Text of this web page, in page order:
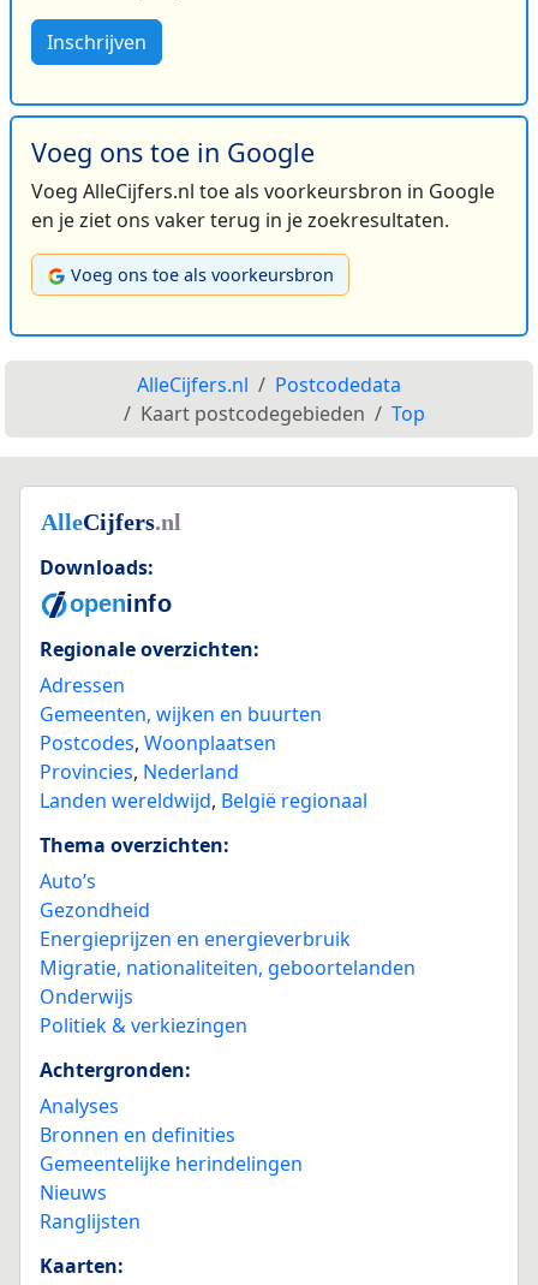
Inschrijven
Voeg ons toe in Google
Voeg AlleCijfers.nl toe als voorkeursbron in Google
en je ziet ons vaker terug in je zoekresultaten.
Voeg ons toe als voorkeursbron
AlleCijfers.nl
Postcodedata
Kaart postcodegebieden
Top
Downloads:
Regionale overzichten:
Adressen
Gemeenten, wijken en buurten
Postcodes, Woonplaatsen
Provincies, Nederland
Landen wereldwijd, België regionaal
Thema overzichten:
Auto’s
Gezondheid
Energieprijzen en energieverbruik
Migratie, nationaliteiten, geboortelanden
Onderwijs
Politiek & verkiezingen
Achtergronden:
Analyses
Bronnen en definities
Gemeentelijke herindelingen
Nieuws
Ranglijsten
Kaarten: